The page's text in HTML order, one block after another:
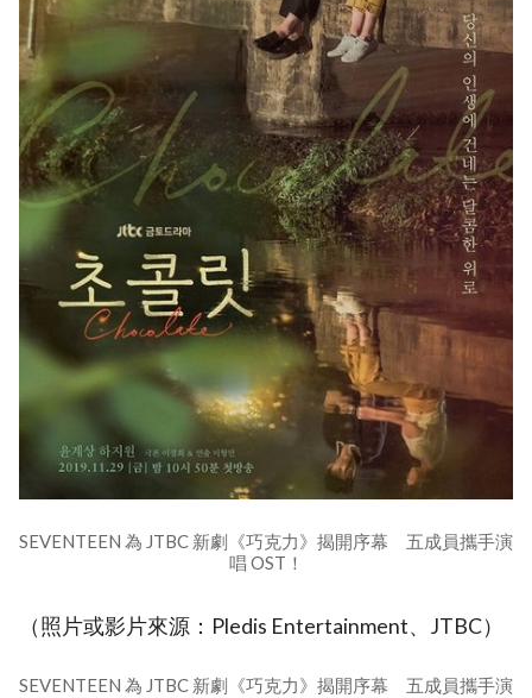
SEVENTEEN 為 JTBC 新劇《巧克力》揭開序幕 五成員攜手演
唱 OST！
（照片或影片來源：Pledis Entertainment、JTBC）
SEVENTEEN 為 JTBC 新劇《巧克力》揭開序幕 五成員攜手演